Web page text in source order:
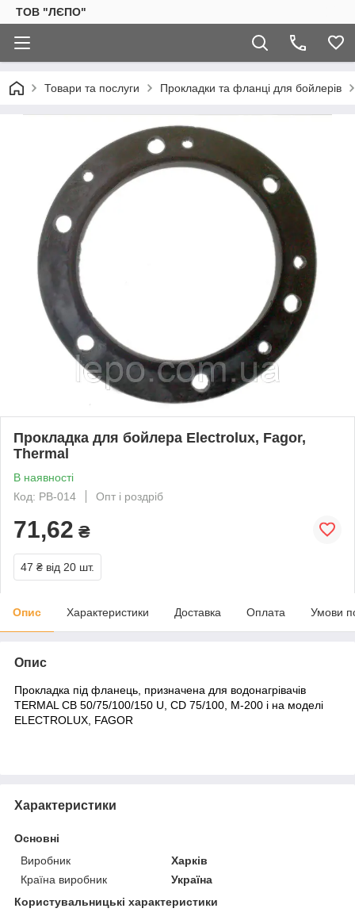
ТОВ "ЛЄПО"
Товари та послуги Прокладки та фланці для бойлерів
Прокладка для бойлера Electrolux, Fagor,
Thermal
В наявності
Код: PB-014
Опт і роздріб
71,62 ₴
47 ₴ від 20 шт.
Опис Характеристики Доставка Оплата Умови
Опис
Прокладка під фланець, призначена для водонагрівачів
TERMAL CB 50/75/100/150 U, CD 75/100, M-200 і на моделі
ELECTROLUX, FAGOR
Характеристики
Основні
Виробник
Харків
Країна виробник
Україна
Користувальницькі характеристики